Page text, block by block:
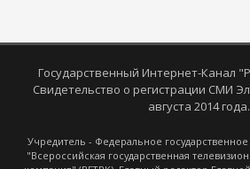
Государственный Интернет-Канал
Свидетельство о регистрации СМИ
августа 2014 года.
Учредитель - Федеральное
"Всероссийская государственная